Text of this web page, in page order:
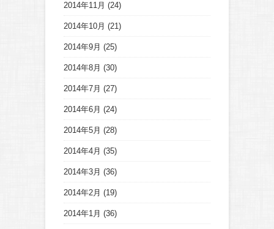
2014年11月 (24)
2014年10月 (21)
2014年9月 (25)
2014年8月 (30)
2014年7月 (27)
2014年6月 (24)
2014年5月 (28)
2014年4月 (35)
2014年3月 (36)
2014年2月 (19)
2014年1月 (36)